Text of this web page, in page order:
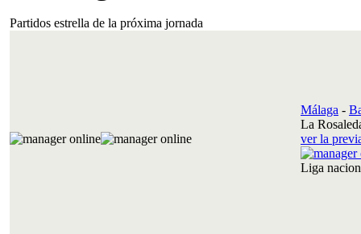
Partidos estrella de la próxima jornada
Málaga -
La
ver la
Liga